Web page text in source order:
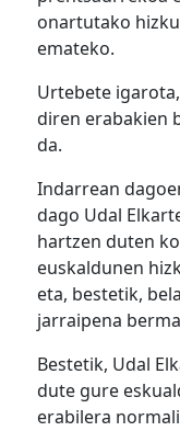
onartutako
emateko.
Urtebete
diren erabakien
da.
Indarrean
dago Udal
hartzen duten
euskaldunen
eta, bestetik,
jarraipena
Bestetik, Udal
dute gure
erabilera